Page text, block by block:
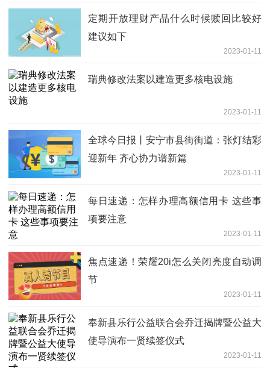
定期开放理财产品什么时候赎回比较好
建议如下
2023-01-11
瑞典修改法案以建造更多核电设施
2023-01-11
全球今日报丨安宁市县街街道：张灯结彩
迎新年 齐心协力谱新篇
2023-01-11
每日速递：怎样办理高额信用卡 这些事
项要注意
2023-01-11
焦点速递！荣耀20i怎么关闭亮度自动调
节
2023-01-11
奉新县乐行公益联合会乔迁揭牌暨公益大
使导演布一贤续签仪式
2023-01-11